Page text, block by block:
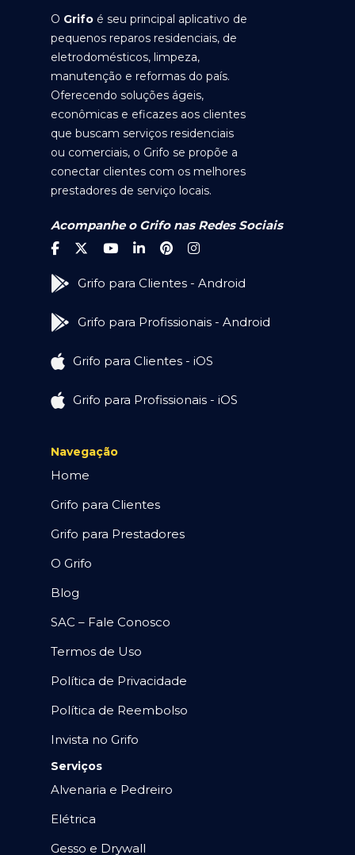
O Grifo é seu principal aplicativo de
pequenos reparos residenciais, de
eletrodomésticos, limpeza,
manutenção e reformas do país.
Oferecendo soluções ágeis,
econômicas e eficazes aos clientes
que buscam serviços residenciais
ou comerciais, o Grifo se propõe a
conectar clientes com os melhores
prestadores de serviço locais.
Acompanhe o Grifo nas Redes Sociais
Grifo para Clientes - Android
Grifo para Profissionais - Android
Grifo para Clientes - iOS
Grifo para Profissionais - iOS
Navegação
Home
Grifo para Clientes
Grifo para Prestadores
O Grifo
Blog
SAC – Fale Conosco
Termos de Uso
Política de Privacidade
Política de Reembolso
Invista no Grifo
Serviços
Alvenaria e Pedreiro
Elétrica
Gesso e Drywall